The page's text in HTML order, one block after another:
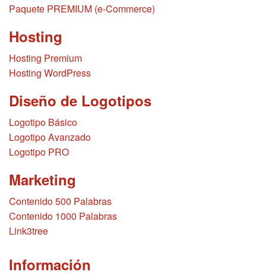
Paquete PREMIUM (e-Commerce)
Hosting
Hosting Premium
Hosting WordPress
Diseño de Logotipos
Logotipo Básico
Logotipo Avanzado
Logotipo PRO
Marketing
Contenido 500 Palabras
Contenido 1000 Palabras
Link3tree
Información